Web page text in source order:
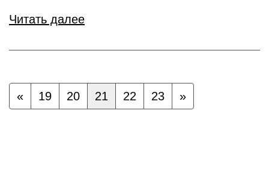
Читать далее
« 19 20 21 22 23 »